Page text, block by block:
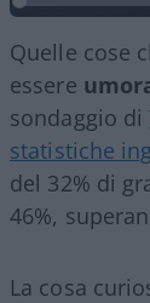
Quelle cose
essere
sondaggio di
statistiche
del 32% di
46%,
La cosa